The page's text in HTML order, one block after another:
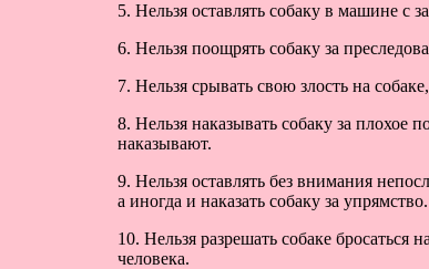
5. Нельзя оставлять собаку в машине с
6. Нельзя поощрять собаку за
7. Нельзя срывать свою злость на
8. Нельзя наказывать собаку за плохое
наказывают.
9. Нельзя оставлять без внимания
а иногда и наказать собаку за упрямство.
10. Нельзя разрешать собаке
человека.